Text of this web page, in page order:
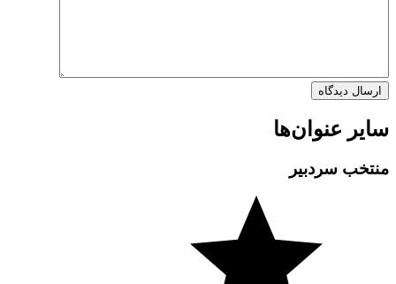
سایر عنوان‌ها
منتخب سردبیر